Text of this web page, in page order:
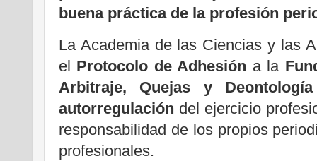
buena práctica de la profesión
La Academia de las Ciencias y las
el Protocolo de Adhesión a la
Arbitraje, Quejas y
autorregulación del ejercicio
responsabilidad de los propios
profesionales.